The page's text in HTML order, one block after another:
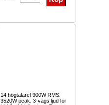
14 högtalare! 900W RMS.
3520W peak. 3-vägs ljud för